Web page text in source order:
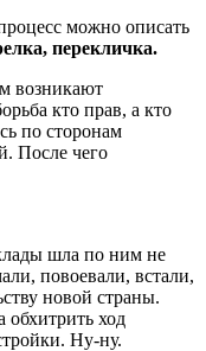
можно описать
перекличка.
возникают
кто прав, а кто
по сторонам
После чего
шла по ним не
повоевали, встали,
новой страны.
ход
Ну-ну.